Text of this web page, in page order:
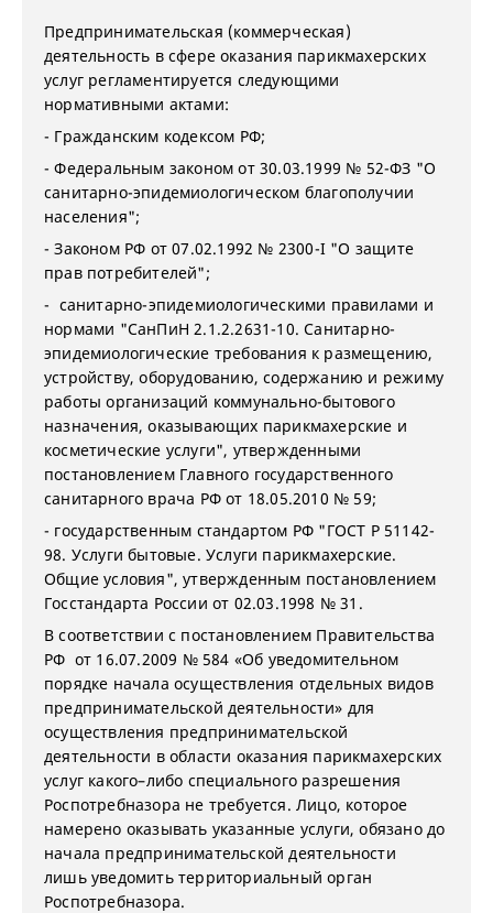
Предпринимательская (коммерческая)
деятельность в сфере оказания парикмахерских
услуг регламентируется следующими
нормативными актами:
- Гражданским кодексом РФ;
- Федеральным законом от 30.03.1999 № 52-ФЗ "О
санитарно-эпидемиологическом благополучии
населения";
- Законом РФ от 07.02.1992 № 2300-I "О защите
прав потребителей";
- санитарно-эпидемиологическими правилами и
нормами "СанПиН 2.1.2.2631-10. Санитарно-
эпидемиологические требования к размещению,
устройству, оборудованию, содержанию и режиму
работы организаций коммунально-бытового
назначения, оказывающих парикмахерские и
косметические услуги", утвержденными
постановлением Главного государственного
санитарного врача РФ от 18.05.2010 № 59;
- государственным стандартом РФ "ГОСТ Р 51142-
98. Услуги бытовые. Услуги парикмахерские.
Общие условия", утвержденным постановлением
Госстандарта России от 02.03.1998 № 31.
В соответствии с постановлением Правительства
РФ от 16.07.2009 № 584 «Об уведомительном
порядке начала осуществления отдельных видов
предпринимательской деятельности» для
осуществления предпринимательской
деятельности в области оказания парикмахерских
услуг какого–либо специального разрешения
Роспотребназора не требуется. Лицо, которое
намерено оказывать указанные услуги, обязано до
начала предпринимательской деятельности
лишь уведомить территориальный орган
Роспотребназора.